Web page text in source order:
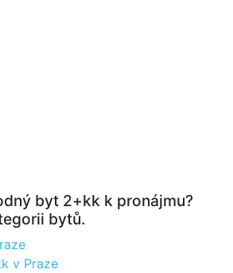
byt 2+kk k pronájmu?
bytů.
v Praze